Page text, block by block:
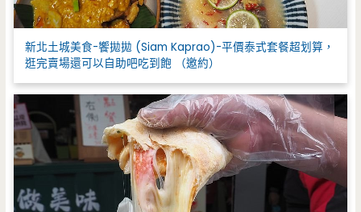
新北土城美食-饗拋拋 (Siam Kaprao)-平價泰式套餐超划算，
逛完賣場還可以自助吧吃到飽 （邀約）